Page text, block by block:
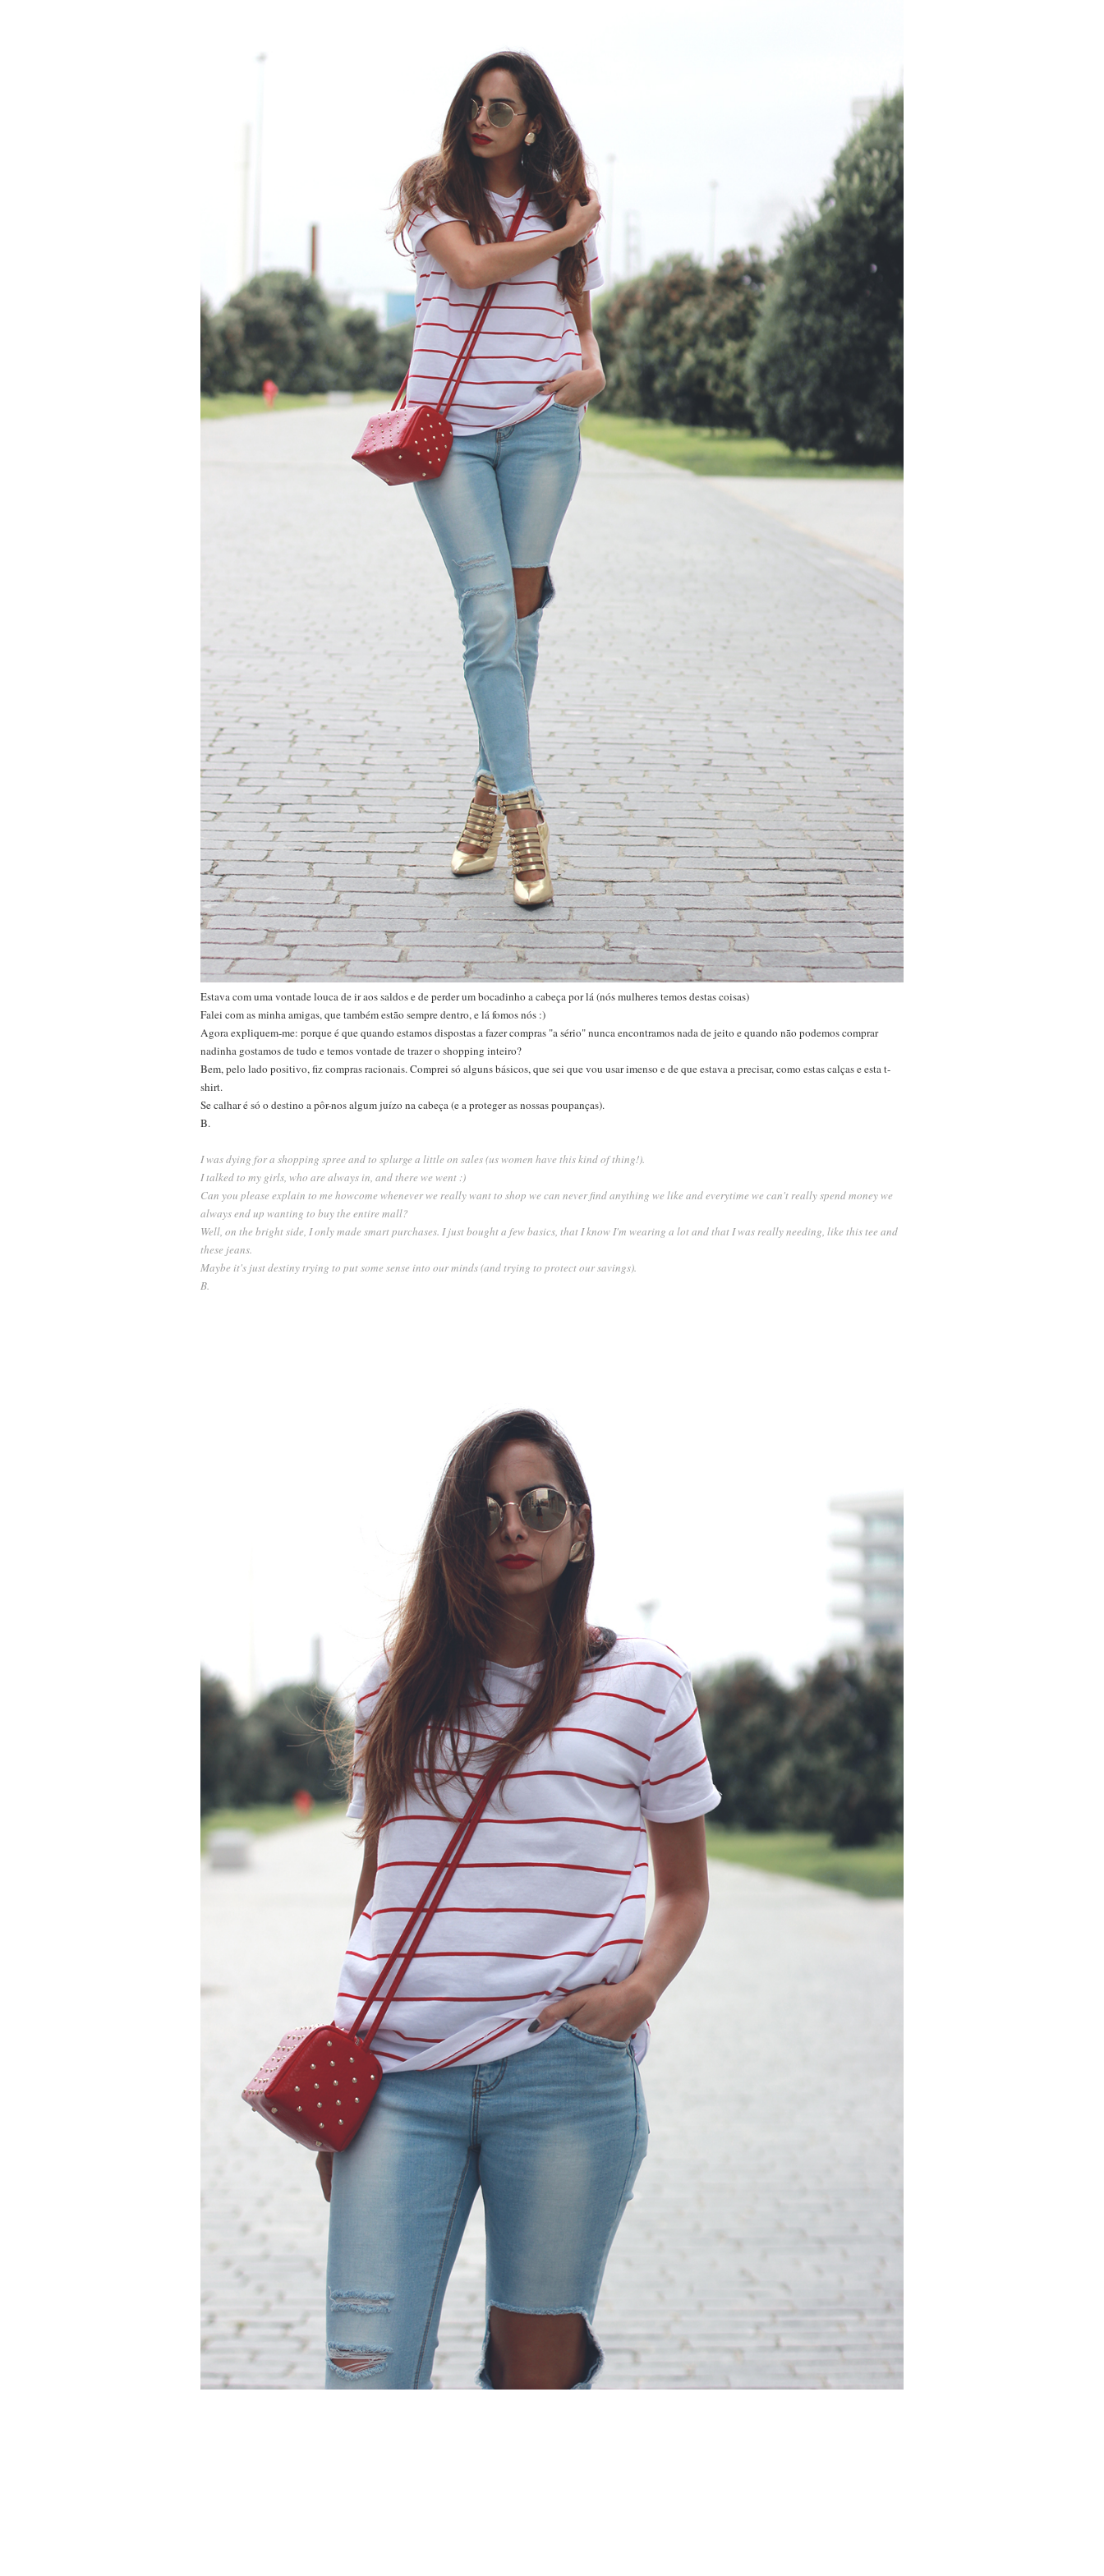
Estava com uma vontade louca de ir aos saldos e de perder um bocadinho a cabeça por lá (nós mulheres temos destas coisas)
Falei com as minha amigas, que também estão sempre dentro, e lá fomos nós :)
Agora expliquem-me: porque é que quando estamos dispostas a fazer compras "a sério" nunca encontramos nada de jeito e quando não podemos comprar
nadinha gostamos de tudo e temos vontade de trazer o shopping inteiro?
Bem, pelo lado positivo, fiz compras racionais. Comprei só alguns básicos, que sei que vou usar imenso e de que estava a precisar, como estas calças e esta t-
shirt.
Se calhar é só o destino a pôr-nos algum juízo na cabeça (e a proteger as nossas poupanças).
B.
I was dying for a shopping spree and to splurge a little on sales (us women have this kind of thing!).
I talked to my girls, who are always in, and there we went :)
Can you please explain to me howcome whenever we really want to shop we can never find anything we like and everytime we can't really spend money we
always end up wanting to buy the entire mall?
Well, on the bright side, I only made smart purchases. I just bought a few basics, that I know I'm wearing a lot and that I was really needing, like this tee and
these jeans.
Maybe it's just destiny trying to put some sense into our minds (and trying to protect our savings).
B.